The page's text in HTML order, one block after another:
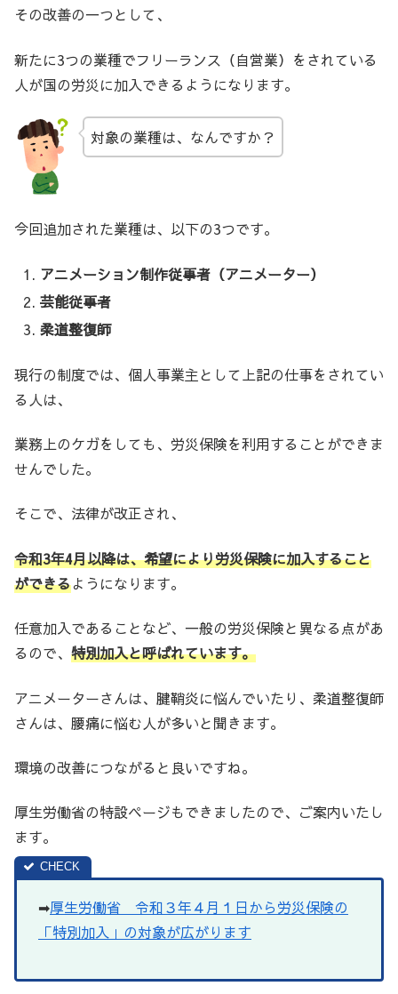
その改善の一つとして、
新たに3つの業種でフリーランス（自営業）をされている
人が国の労災に加入できるようになります。
対象の業種は、なんですか？
今回追加された業種は、以下の3つです。
アニメーション制作従事者（アニメーター）
芸能従事者
柔道整復師
現行の制度では、個人事業主として上記の仕事をされてい
る人は、
業務上のケガをしても、労災保険を利用することができま
せんでした。
そこで、法律が改正され、
令和3年4月以降は、希望により労災保険に加入すること
ができるようになります。
任意加入であることなど、一般の労災保険と異なる点があ
るので、 特別加入と呼ばれています。
アニメーターさんは、腱鞘炎に悩んでいたり、柔道整復師
さんは、腰痛に悩む人が多いと聞きます。
環境の改善につながると良いですね。
厚生労働省の特設ページもできましたので、ご案内いたし
ます。
➡厚生労働省 令和３年４月１日から労災保険の
「特別加入」の対象が広がります